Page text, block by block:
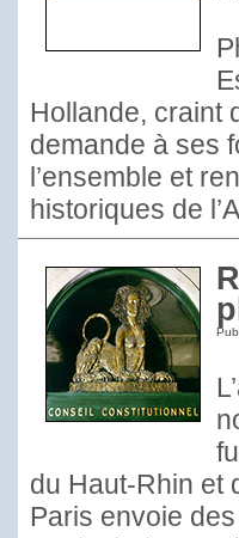
Hollande, craint
demande à ses
l’ensemble et
historiques de
du Haut-Rhin et
Paris envoie